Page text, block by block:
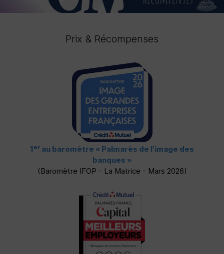
Prix & Récompenses
1 er au baromètre « Palmarès de l'image des
banques »
(Baromètre IFOP - La Matrice - Mars 2026)